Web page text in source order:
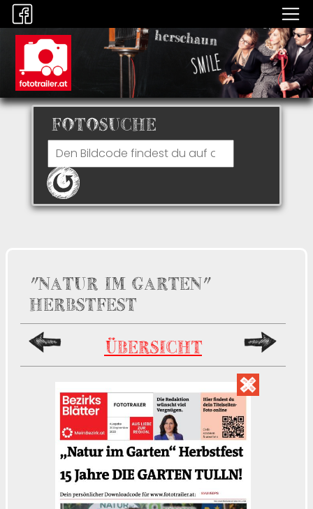
FOTOSUCHE
"NATUR IM GARTEN"
HERBSTFEST
ÜBERSICHT